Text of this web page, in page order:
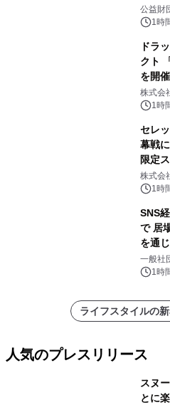
公益財
1時
ドラ
クト
を開催
株式会
1時
セレ
幕戦
限定
ッズ
株式会
1時
SNS
で 居
を通
調査
りに～
一般社
1時
ライフスタイルの
人気のプレスリリース
スヌ
とに